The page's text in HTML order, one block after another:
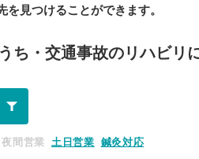
見つけることができます。
ち・交通事故のリハビリ
夜間営業 土日営業 鍼灸対応